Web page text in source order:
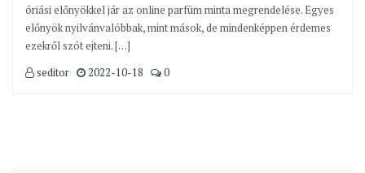
óriási előnyökkel jár az online parfüm minta megrendelése. Egyes
előnyök nyilvánvalóbbak, mint mások, de mindenképpen érdemes
ezekről szót ejteni. […]
seditor
2022-10-18 0